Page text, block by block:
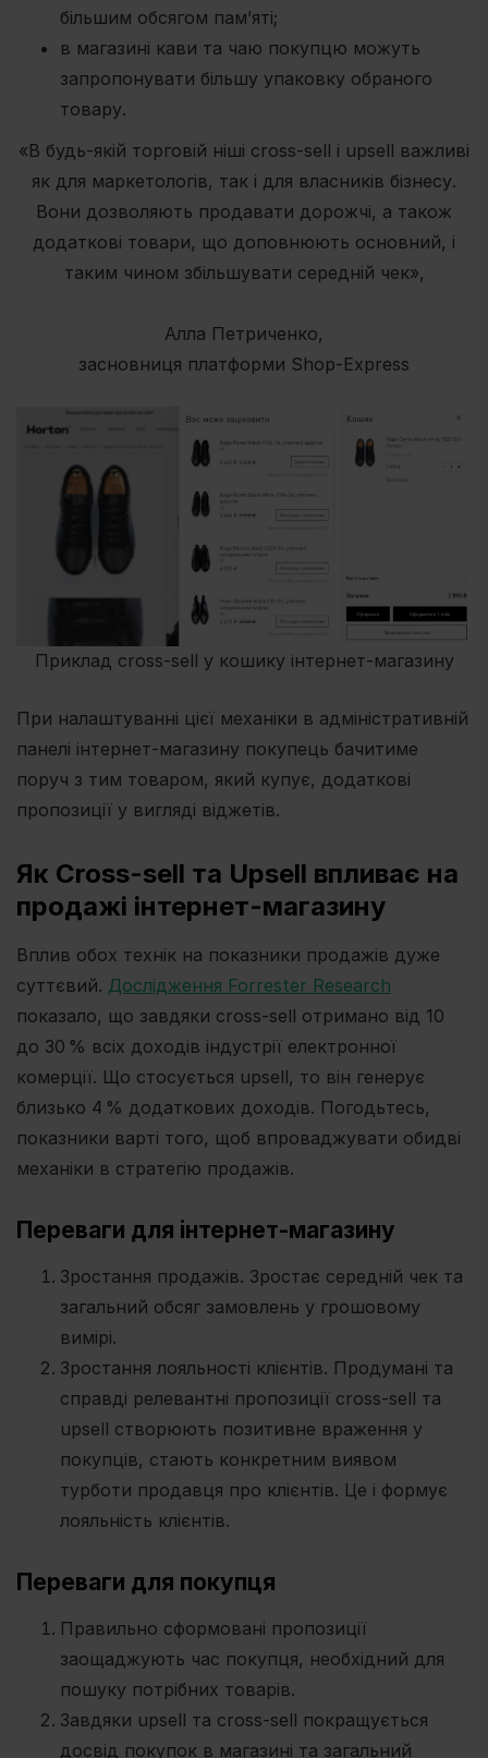
більшим обсягом пам’яті;
в магазині кави та чаю покупцю можуть
запропонувати більшу упаковку обраного
товару.
«В будь-якій торговій ніші cross-sell і upsell важливі
як для маркетологів, так і для власників бізнесу.
Вони дозволяють продавати дорожчі, а також
додаткові товари, що доповнюють основний, і
таким чином збільшувати середній чек»,
Алла Петриченко,
засновниця платформи Shop-Express
Приклад cross-sell у кошику інтернет-магазину
При налаштуванні цієї механіки в адміністративній
панелі інтернет-магазину покупець бачитиме
поруч з тим товаром, який купує, додаткові
пропозиції у вигляді віджетів.
Як Cross-sell та Upsell впливає на
продажі інтернет-магазину
Вплив обох технік на показники продажів дуже
суттєвий. Дослідження Forrester Research
показало, що завдяки cross-sell отримано від 10
до 30 % всіх доходів індустрії електронної
комерції. Що стосується upsell, то він генерує
близько 4 % додаткових доходів. Погодьтесь,
показники варті того, щоб впроваджувати обидві
механіки в стратегію продажів.
Переваги для інтернет-магазину
Зростання продажів. Зростає середній чек та
загальний обсяг замовлень у грошовому
вимірі.
Зростання лояльності клієнтів. Продумані та
справді релевантні пропозиції cross-sell та
upsell створюють позитивне враження у
покупців, стають конкретним виявом
турботи продавця про клієнтів. Це і формує
лояльність клієнтів.
Переваги для покупця
Правильно сформовані пропозиції
заощаджують час покупця, необхідний для
пошуку потрібних товарів.
Завдяки upsell та cross-sell покращується
досвід покупок в магазині та загальний